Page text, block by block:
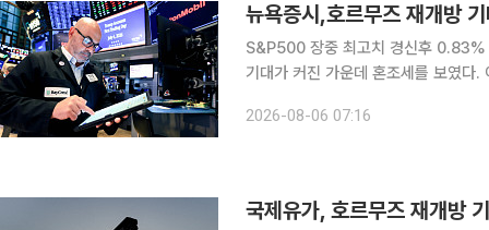
뉴욕증시,호르무즈 재개방
S&P500 장중 최고치 경신후 0.83% 하락 마감 뉴욕증시가 5일(현지시간
기대가 커진 가운데 혼조세를 보였다. 이날 블룸버그통신에 따르면 뉴욕증시에서 다우지수는 전장
12.97포인트(0.17%) 밀린 7723.55
2026-08-06 07:16
국제유가, 호르무즈 재개